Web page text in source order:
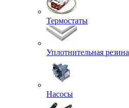
Термостаты
Уплотнительная резина
Насосы